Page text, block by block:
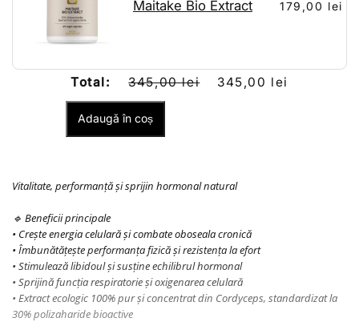
Maitake Bio Extract 179,00 lei
Total: 345,00 lei 345,00 lei
Adaugă în coș
Vitalitate, performanță și sprijin hormonal natural
🔹 Beneficii principale
• Crește energia celulară și combate oboseala cronică
• Îmbunătățește performanța fizică și rezistența la efort
• Stimulează libidoul și susține echilibrul hormonal
• Sprijină funcția respiratorie și oxigenarea celulară
• Extract ecologic 100% pur și concentrat din Cordyceps, standardizat la
30% polizaharide bioactive